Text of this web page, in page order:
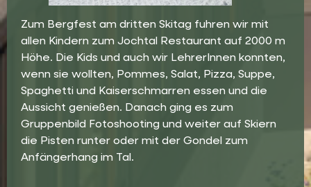
Zum Bergfest am dritten Skitag fuhren wir mit
allen Kindern zum Jochtal Restaurant auf 2000 m
Höhe. Die Kids und auch wir LehrerInnen konnten,
wenn sie wollten, Pommes, Salat, Pizza, Suppe,
Spaghetti und Kaiserschmarren essen und die
Aussicht genießen. Danach ging es zum
Gruppenbild Fotoshooting und weiter auf Skiern
die Pisten runter oder mit der Gondel zum
Anfängerhang im Tal.